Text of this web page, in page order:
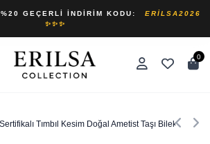
%20 GEÇERLI İNDIRIM KODU:
ERILSA2026
✨✨✨
0
Sertifikalı Tımbıl Kesim Doğal Ametist Taşı Bileklik